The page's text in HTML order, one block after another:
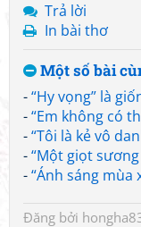
Trả lời
In bài thơ
Một số bài
-“Hy vọng” là
-“Em không có
-“Tôi là kẻ vô
-“Một giọt
-“Ánh sáng mùa
Đăng bởi